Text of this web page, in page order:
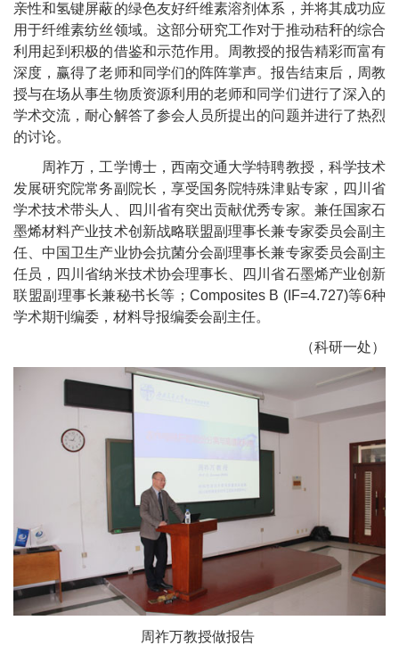
亲性和氢键屏蔽的绿色友好纤维素溶剂体系，并将其成功应
用于纤维素纺丝领域。这部分研究工作对于推动秸秆的综合
利用起到积极的借鉴和示范作用。周教授的报告精彩而富有
深度，赢得了老师和同学们的阵阵掌声。报告结束后，周教
授与在场从事生物质资源利用的老师和同学们进行了深入的
学术交流，耐心解答了参会人员所提出的问题并进行了热烈
的讨论。
周祚万，工学博士，西南交通大学特聘教授，科学技术
发展研究院常务副院长，享受国务院特殊津贴专家，四川省
学术技术带头人、四川省有突出贡献优秀专家。兼任国家石
墨烯材料产业技术创新战略联盟副理事长兼专家委员会副主
任、中国卫生产业协会抗菌分会副理事长兼专家委员会副主
任员，四川省纳米技术协会理事长、四川省石墨烯产业创新
联盟副理事长兼秘书长等； Composites B (IF=4.727)等6种
学术期刊编委，材料导报编委会副主任。
（科研一处）
周祚万教授做报告